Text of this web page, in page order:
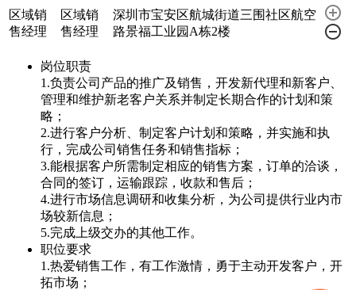
区域销
售经理
区域销
售经理
深圳市宝安区航城街道三围社区航空
路景福工业园A栋2楼
岗位职责
1.负责公司产品的推广及销售，开发新代理和新客户、
管理和维护新老客户关系并制定长期合作的计划和策
略；
2.进行客户分析、制定客户计划和策略，并实施和执
行，完成公司销售任务和销售指标；
3.能根据客户所需制定相应的销售方案，订单的洽谈，
合同的签订，运输跟踪，收款和售后；
4.进行市场信息调研和收集分析，为公司提供行业内市
场较新信息；
5.完成上级交办的其他工作。
职位要求
1.热爱销售工作，有工作激情，勇于主动开发客户，开
拓市场；